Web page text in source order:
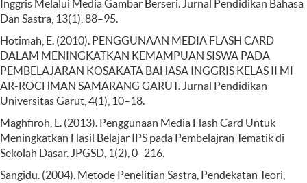
Inggris Melalui Media Gambar Berseri. Jurnal Pendidikan Bahasa
Dan Sastra, 13(1), 88–95.
Hotimah, E. (2010). PENGGUNAAN MEDIA FLASH CARD
DALAM MENINGKATKAN KEMAMPUAN SISWA PADA
PEMBELAJARAN KOSAKATA BAHASA INGGRIS KELAS II MI
AR-ROCHMAN SAMARANG GARUT. Jurnal Pendidikan
Universitas Garut, 4(1), 10–18.
Maghfiroh, L. (2013). Penggunaan Media Flash Card Untuk
Meningkatkan Hasil Belajar IPS pada Pembelajran Tematik di
Sekolah Dasar. JPGSD, 1(2), 0–216.
Sangidu. (2004). Metode Penelitian Sastra, Pendekatan Teori,